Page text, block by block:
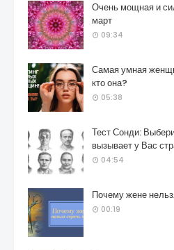
Очень мощная и
март
09:34
Самая умная
кто она?
05:38
Тест Сонди:
вызывает у Вас
04:54
Почему жене
00:19